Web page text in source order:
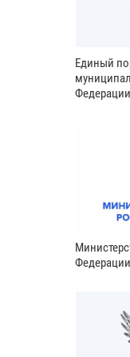
Единый
Федерации
Федерации